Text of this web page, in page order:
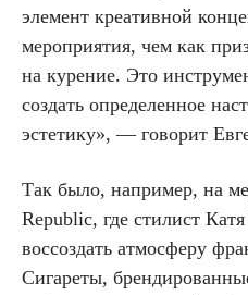
элемент креативной
мероприятия, чем как
на курение. Это
создать определенное
эстетику», — говорит
Так было, например, на
Republic, где стилист
воссоздать атмосферу
Сигареты,